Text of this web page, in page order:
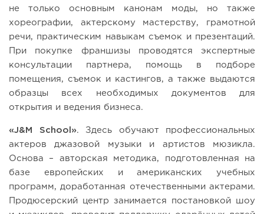
не только основным канонам моды, но также
хореографии, актерскому мастерству, грамотной
речи, практическим навыкам съемок и презентаций.
При покупке франшизы проводятся экспертные
консультации партнера, помощь в подборе
помещения, съемок и кастингов, а также выдаются
образцы всех необходимых документов для
открытия и ведения бизнеса.
«J&M School». Здесь обучают профессиональных
актеров джазовой музыки и артистов мюзикла.
Основа – авторская методика, подготовленная на
базе европейских и американских учебных
программ, доработанная отечественными актерами.
Продюсерский центр занимается постановкой шоу